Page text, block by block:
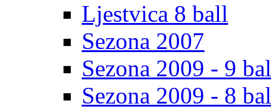
Ljestvica 8 ball
Sezona 2007
Sezona 2009 - 9
Sezona 2009 - 8